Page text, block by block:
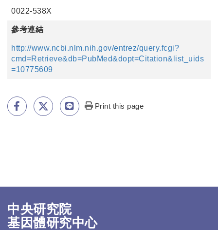
0022-538X
參考連結
http://www.ncbi.nlm.nih.gov/entrez/query.fcgi?
cmd=Retrieve&db=PubMed&dopt=Citation&list_uids
=10775609
Print this page
中央研究院
基因體研究中心